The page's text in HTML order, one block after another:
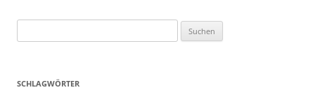
nach:
SCHLAGWÖRTER